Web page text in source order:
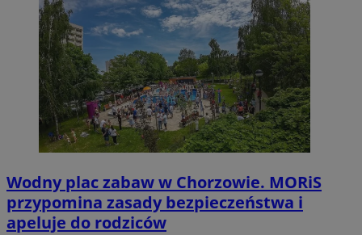
Wodny plac zabaw w Chorzowie. MORiS
przypomina zasady bezpieczeństwa i
apeluje do rodziców